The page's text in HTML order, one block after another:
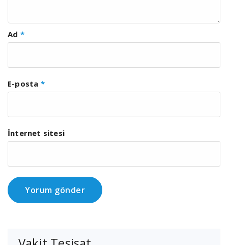
Ad *
E-posta *
İnternet sitesi